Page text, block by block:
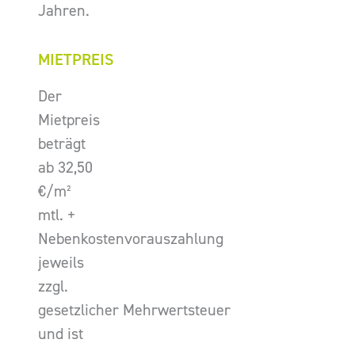
Jahren.
MIETPREIS
Der
Mietpreis
beträgt
ab 32,50
€/m²
mtl. +
Nebenkostenvorauszahlung
jeweils
zzgl.
gesetzlicher Mehrwertsteuer
und ist